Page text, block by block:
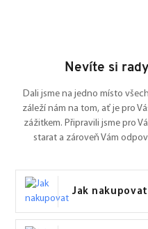
Nevíte si
Dali jsme na jedno místo
záleží nám na tom, ať je pro
zážitkem. Připravili jsme pro
starat a zároveň Vám
Jak nakupovat